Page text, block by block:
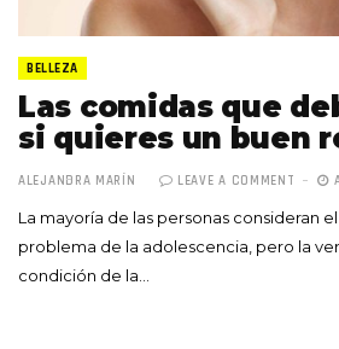
BELLEZA
Las comidas que
si quieres un buen
ALEJANDRA MARÍN LEAVE A COMMENT
La mayoría de las personas consideran
problema de la adolescencia, pero la
condición de la…